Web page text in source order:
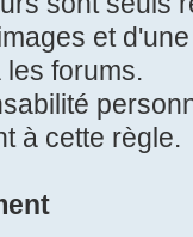
et
les forums.
à cette règle.